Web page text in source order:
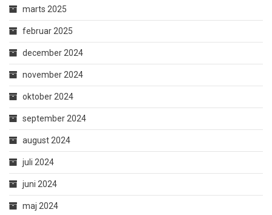
marts 2025
februar 2025
december 2024
november 2024
oktober 2024
september 2024
august 2024
juli 2024
juni 2024
maj 2024